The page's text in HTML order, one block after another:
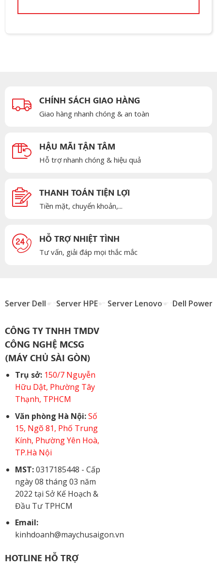
CHÍNH SÁCH GIAO HÀNG
Giao hàng nhanh chóng & an toàn
HẬU MÃI TẬN TÂM
Hỗ trợ nhanh chóng & hiệu quả
THANH TOÁN TIỆN LỢI
Tiền mặt, chuyển khoản,...
HỖ TRỢ NHIỆT TÌNH
Tư vấn, giải đáp mọi thắc mắc
Server Dell Server HPE Server Lenovo Dell
CÔNG TY TNHH TMDV
CÔNG NGHỆ MCSG
(MÁY CHỦ SÀI GÒN)
Trụ sở: 150/7 Nguyễn
Hữu Dật, Phường Tây
Thạnh, TPHCM
Văn phòng Hà Nội: Số
15, Ngõ 81, Phố Trung
Kính, Phường Yên Hoà,
TP.Hà Nội
MST:0317185448 - Cấp
ngày 08 tháng 03 năm
2022 tại Sở Kế Hoạch &
Đầu Tư TPHCM
Email:
kinhdoanh@maychusaigon.vn
HOTLINE HỖ TRỢ